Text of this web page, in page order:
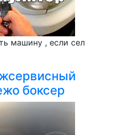
машину , если сел
боксер